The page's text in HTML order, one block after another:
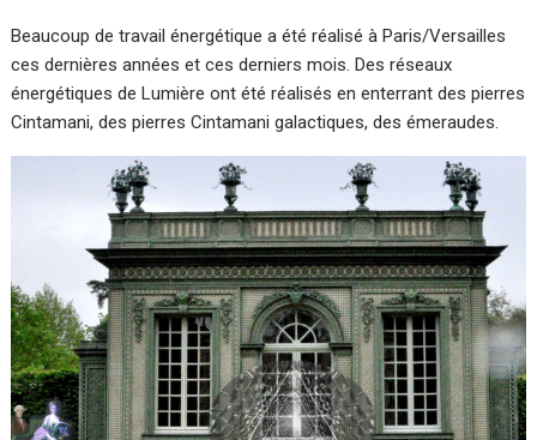
Beaucoup de travail énergétique a été réalisé à Paris/Versailles
ces dernières années et ces derniers mois. Des réseaux
énergétiques de Lumière ont été réalisés en enterrant des pierres
Cintamani, des pierres Cintamani galactiques, des émeraudes.